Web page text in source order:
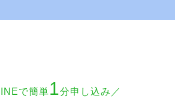
で簡単1分申し込み／